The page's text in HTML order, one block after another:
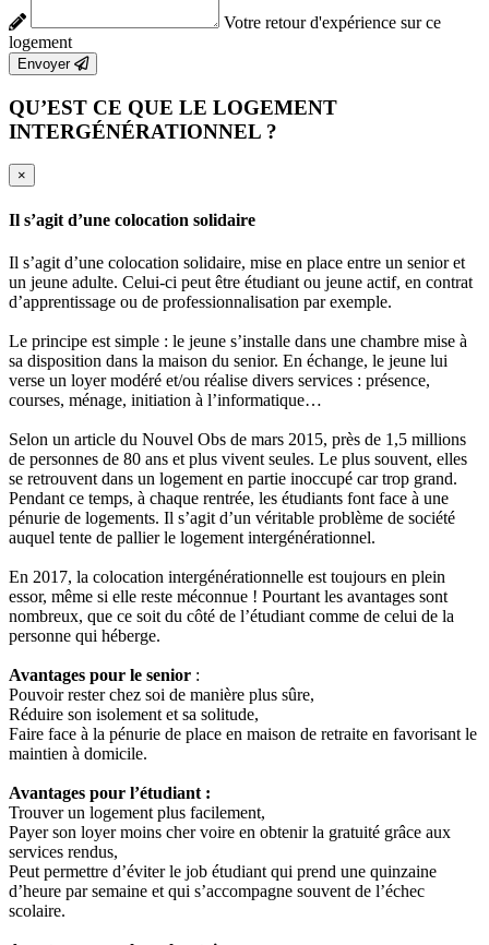
Votre retour d'expérience sur ce
logement
Envoyer
QU’EST CE QUE LE LOGEMENT
INTERGÉNÉRATIONNEL ?
×
Il s’agit d’une colocation solidaire
Il s’agit d’une colocation solidaire, mise en place entre un senior et
un jeune adulte. Celui-ci peut être étudiant ou jeune actif, en contrat
d’apprentissage ou de professionnalisation par exemple.
Le principe est simple : le jeune s’installe dans une chambre mise à
sa disposition dans la maison du senior. En échange, le jeune lui
verse un loyer modéré et/ou réalise divers services : présence,
courses, ménage, initiation à l’informatique…
Selon un article du Nouvel Obs de mars 2015, près de 1,5 millions
de personnes de 80 ans et plus vivent seules. Le plus souvent, elles
se retrouvent dans un logement en partie inoccupé car trop grand.
Pendant ce temps, à chaque rentrée, les étudiants font face à une
pénurie de logements. Il s’agit d’un véritable problème de société
auquel tente de pallier le logement intergénérationnel.
En 2017, la colocation intergénérationnelle est toujours en plein
essor, même si elle reste méconnue ! Pourtant les avantages sont
nombreux, que ce soit du côté de l’étudiant comme de celui de la
personne qui héberge.
Avantages pour le senior :
Pouvoir rester chez soi de manière plus sûre,
Réduire son isolement et sa solitude,
Faire face à la pénurie de place en maison de retraite en favorisant le
maintien à domicile.
Avantages pour l’étudiant :
Trouver un logement plus facilement,
Payer son loyer moins cher voire en obtenir la gratuité grâce aux
services rendus,
Peut permettre d’éviter le job étudiant qui prend une quinzaine
d’heure par semaine et qui s’accompagne souvent de l’échec
scolaire.